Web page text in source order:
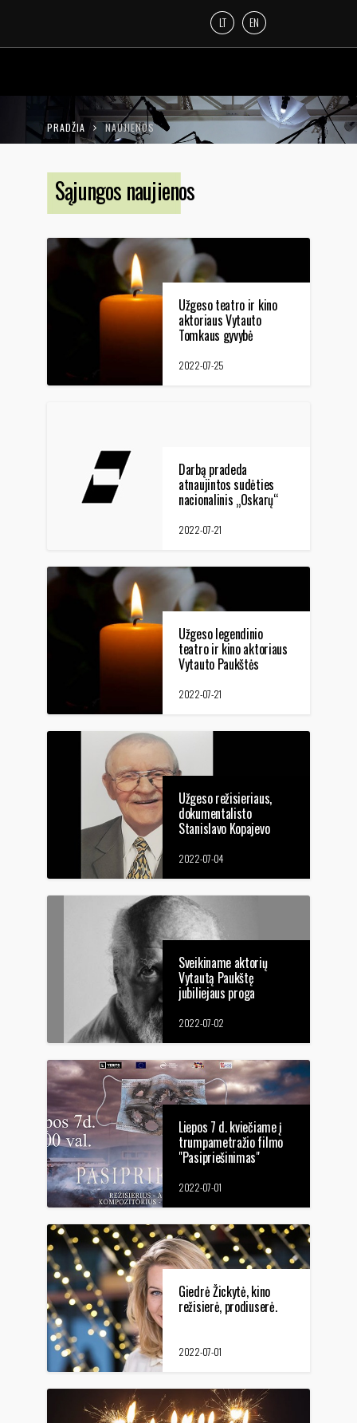
LT EN
PRADŽIA NAUJIENOS
Sąjungos naujienos
Užgeso teatro ir kino
aktoriaus Vytauto
Tomkaus gyvybė
2022-07-25
Darbą pradeda
atnaujintos sudėties
nacionalinis „Oskarų“
atrankos komitetas
2022-07-21
Užgeso legendinio
teatro ir kino aktoriaus
Vytauto Paukštės
2022-07-21
Užgeso režisieriaus,
dokumentalisto
Stanislavo Kopajevo
2022-07-04
Sveikiname aktorių
Vytautą Paukštę
jubiliejaus proga
2022-07-02
Liepos 7 d. kviečiame į
trumpametražio filmo
"Pasipriešinimas"
2022-07-01
Giedrė Žickytė, kino
režisierė, prodiuserė.
2022-07-01